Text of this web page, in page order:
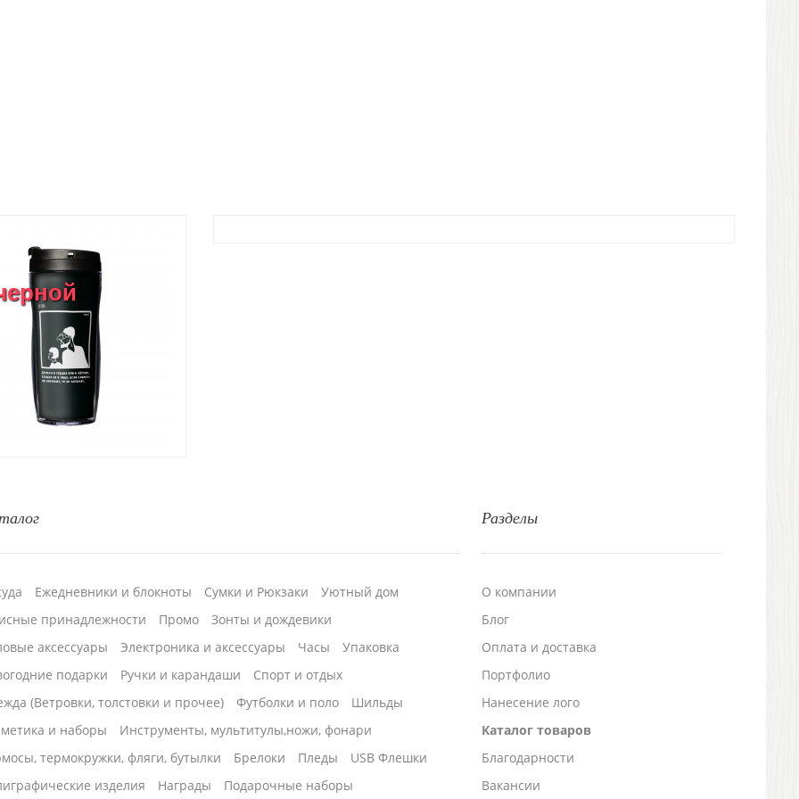
Разделы
О компании
Блог
Оплата и доставка
Портфолио
Нанесение лого
Каталог товаров
Благодарности
Вакансии
Ежедневники и блокноты Сумки и Рюкзаки
Уютный дом
принадлежности
Промо
Зонты и дождевики
аксессуары
Электроника и аксессуары Часы
Упаковка
подарки
Ручки и карандаши
Спорт и отдых
(Ветровки, толстовки и прочее)
Футболки и поло
Шильды
и наборы
Инструменты, мультитулы,ножи, фонари
термокружки, фляги, бутылки
Брелоки Пледы
USB Флешки
изделия
Награды Подарочные наборы